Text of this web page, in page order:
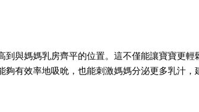
與媽媽乳房齊平的位置。這不僅能讓寶寶更
夠有效率地吸吮，也能刺激媽媽分泌更多乳汁，